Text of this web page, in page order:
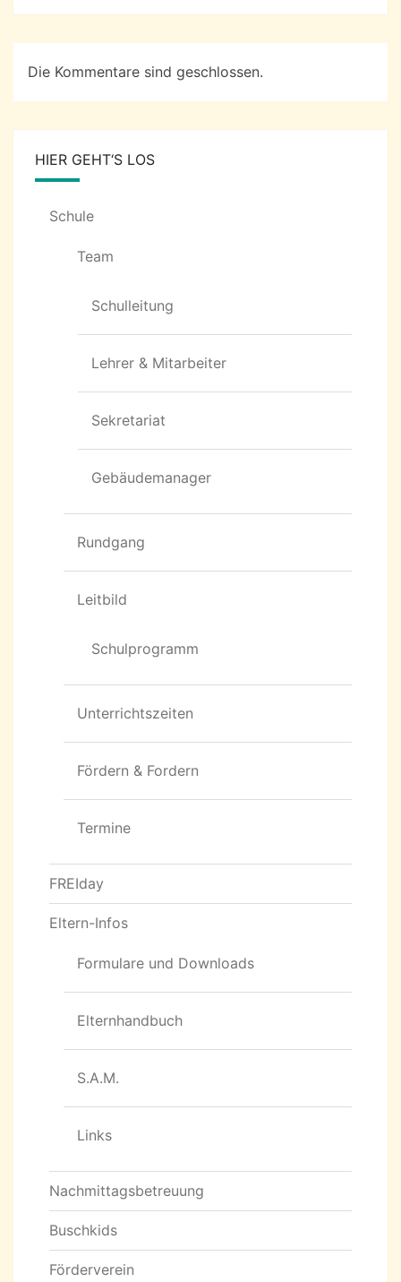
Die Kommentare sind geschlossen.
HIER GEHT‘S LOS
Schule
Team
Schulleitung
Lehrer & Mitarbeiter
Sekretariat
Gebäudemanager
Rundgang
Leitbild
Schulprogramm
Unterrichtszeiten
Fördern & Fordern
Termine
FREIday
Eltern-Infos
Formulare und Downloads
Elternhandbuch
S.A.M.
Links
Nachmittagsbetreuung
Buschkids
Förderverein